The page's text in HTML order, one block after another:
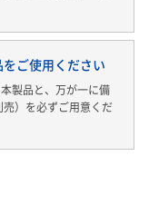
をご使用ください
本製品と、万が一に備
売）を必ずご用意くだ